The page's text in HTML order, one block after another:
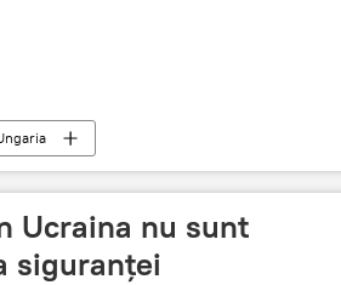
Ucraina nu sunt
siguranței